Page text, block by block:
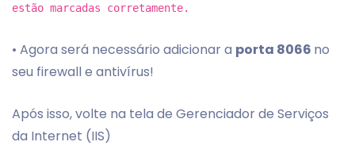
estão marcadas corretamente.
• Agora será necessário adicionar a porta 8066 no
seu firewall e antivírus!
Após isso, volte na tela de Gerenciador de Serviços
da Internet (IIS)